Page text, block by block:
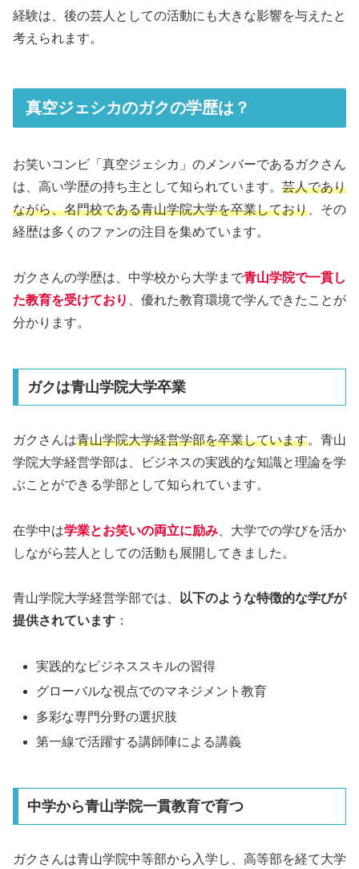
経験は、後の芸人としての活動にも大きな影響を与えたと
考えられます。
真空ジェシカのガクの学歴は？
お笑いコンビ「真空ジェシカ」のメンバーであるガクさん
は、高い学歴の持ち主として知られています。 芸人であり
ながら、名門校である青山学院大学を卒業しており 、その
経歴は多くのファンの注目を集めています。
ガクさんの学歴は、中学校から大学まで青山学院で一貫し
た教育を受けており
、優れた教育環境で学んできたことが
分かります。
ガクは青山学院大学卒業
ガクさんは青山学院大学経営学部を卒業しています。青山
学院大学経営学部は、ビジネスの実践的な知識と理論を学
ぶことができる学部として知られています。
在学中は学業とお笑いの両立に励み 、大学での学びを活か
しながら芸人としての活動も展開してきました。
青山学院大学経営学部では、 以下のような特徴的な学びが
提供されています ：
実践的なビジネススキルの習得
グローバルな視点でのマネジメント教育
多彩な専門分野の選択肢
第一線で活躍する講師陣による講義
中学から青山学院一貫教育で育つ
ガクさんは青山学院中等部から入学し、高等部を経て大学